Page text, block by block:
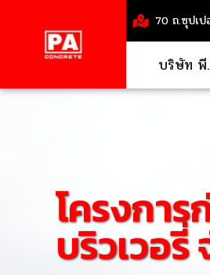
70 ถ.ซุปเป
บริษัท พี
โครงกา
บริวเวอรี่